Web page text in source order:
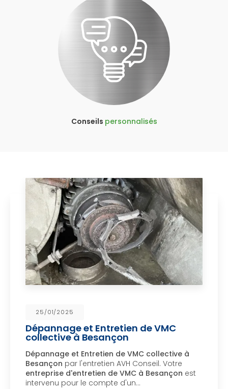
Conseils personnalisés
01/2025
et Entretien de VMC
à Besançon
et Entretien de VMC collective à
par l'entretien AVH Conseil. Votre
d'entretien de VMC à Besançonest
pour le compte d'un…